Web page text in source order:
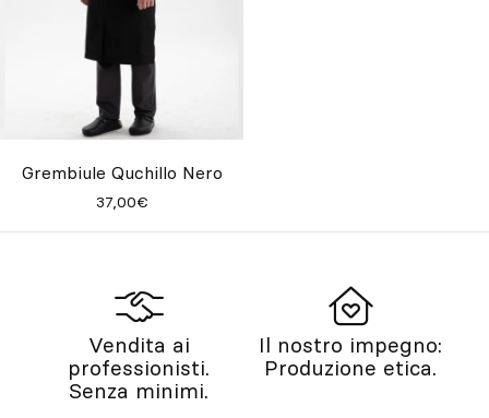
Grembiule Quchillo Nero
37,00€
Vendita ai
professionisti.
Senza minimi.
Il nostro impegno:
Produzione etica.